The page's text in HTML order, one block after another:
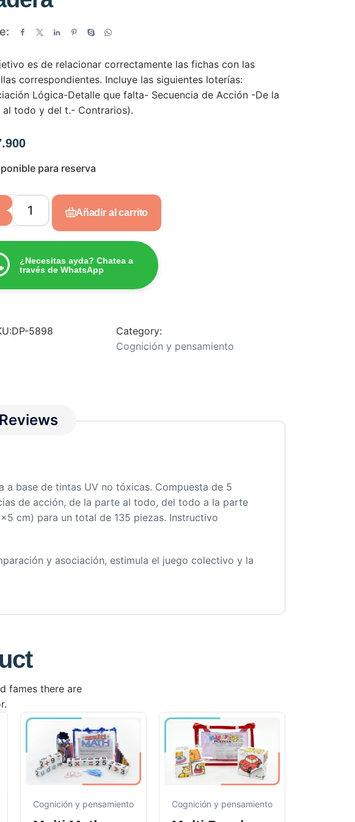
es de relacionar correctamente las fichas con las
correspondientes. Incluye las siguientes loterías:
Lógica-Detalle que falta- Secuencia de Acción -De la
al todo y del t.- Contrarios).
para reserva
Añadir al carrito
¿Necesitas ayda? Chatea a
través de WhatsApp
DP-5898
Category:
Cognición y pensamiento
Reviews
a base de tintas UV no tóxicas. Compuesta de 5
de acción, de la parte al todo, del todo a la parte
cm) para un total de 135 piezas. Instructivo
y asociación, estimula el juego colectivo y la
fames there are
Cognición y pensamiento Cognición y pensamiento